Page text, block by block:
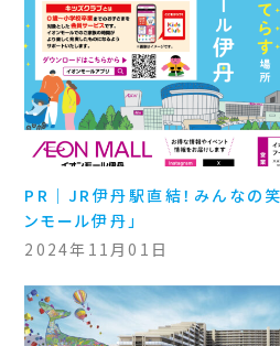
PR｜JR伊丹駅直結！みんなの
ンモール伊丹」
2024年11月01日